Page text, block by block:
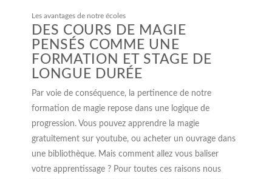
Les avantages de notre écoles
DES COURS DE MAGIE
PENSÉS COMME UNE
FORMATION ET STAGE DE
LONGUE DURÉE
Par voie de conséquence, la pertinence de notre
formation de magie repose dans une logique de
progression. Vous pouvez apprendre la magie
gratuitement sur youtube, ou acheter un ouvrage dans
une bibliothèque. Mais comment allez vous baliser
votre apprentissage ? Pour toutes ces raisons nous